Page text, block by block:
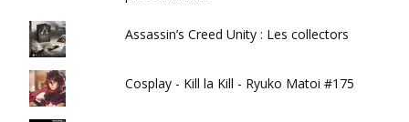
Assassin’s Creed Unity : Les collectors
Cosplay - Kill la Kill - Ryuko Matoi #175